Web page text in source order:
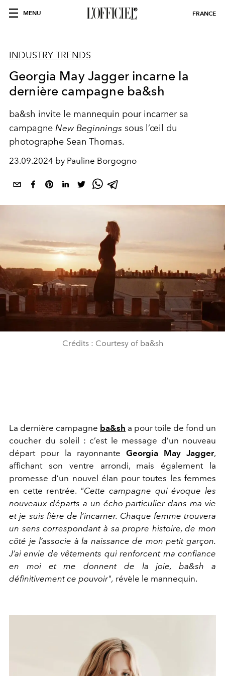
MENU FRANCE
INDUSTRY TRENDS
Georgia May Jagger incarne la
dernière campagne ba&sh
ba&sh invite le mannequin pour incarner sa
campagne New Beginnings sous l’œil du
photographe Sean Thomas.
23.09.2024 by Pauline Borgogno
Crédits : Courtesy of ba&sh
La dernière campagne ba&sh a pour toile de fond un
coucher du soleil : c’est le message d’un nouveau
départ pour la rayonnante Georgia May Jagger,
affichant son ventre arrondi, mais également la
promesse d’un nouvel élan pour toutes les femmes
en cette rentrée. "Cette campagne qui évoque les
nouveaux départs a un écho particulier dansma vie
et je suis fière de l’incarner. Chaque femme trouvera
un sens correspondant à sa propre histoire, de mon
côté je l’associe à la naissance de mon petit garçon.
J’ai envie de vêtements qui renforcent ma confiance
en moi et me donnent de la joie, ba&sh a
définitivement ce pouvoir", révèle le mannequin.